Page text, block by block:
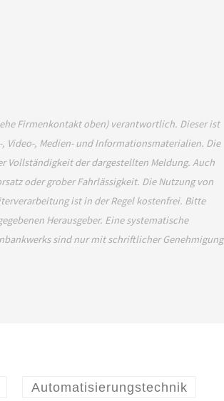
Firmenkontakt oben) verantwortlich. Dieser ist
, Video-, Medien- und Informationsmaterialien. Die
Vollständigkeit der dargestellten Meldung. Auch
oder grober Fahrlässigkeit. Die Nutzung von
ist in der Regel kostenfrei. Bitte
Herausgeber. Eine systematische
sind nur mit schriftlicher Genehmigung
Automatisierungstechnik